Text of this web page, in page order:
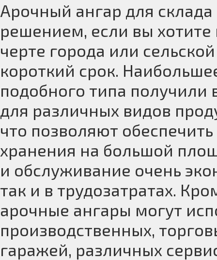
Арочный ангар для
решением, если вы
черте города или
короткий срок.
подобного типа получили
для различных видов
что позволяют
хранения на большой
и обслуживание очень
так и в трудозатратах.
арочные ангары могут
производственных,
гаражей, различных